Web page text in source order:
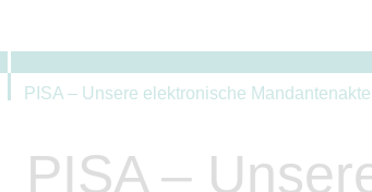
PISA – Unsere elektronische Mandantenakte
PISA –